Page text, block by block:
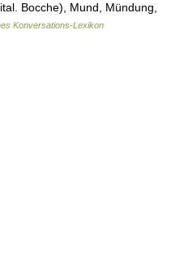
Bocche), Mund, Mündung,
Konversations-Lexikon